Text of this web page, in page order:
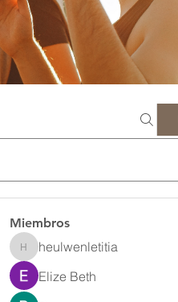
Miembros
heulwenletitia
heulwenletitia
Elize Beth